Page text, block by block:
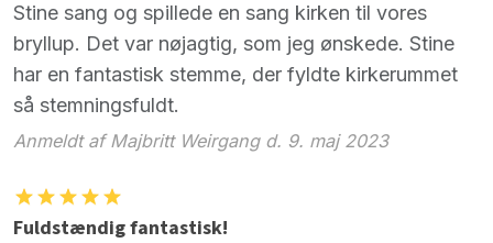
Stine sang og spillede en sang kirken til vores
bryllup. Det var nøjagtig, som jeg ønskede. Stine
har en fantastisk stemme, der fyldte kirkerummet
så stemningsfuldt.
Anmeldt af Majbritt Weirgang d. 9. maj 2023
Fuldstændig fantastisk!